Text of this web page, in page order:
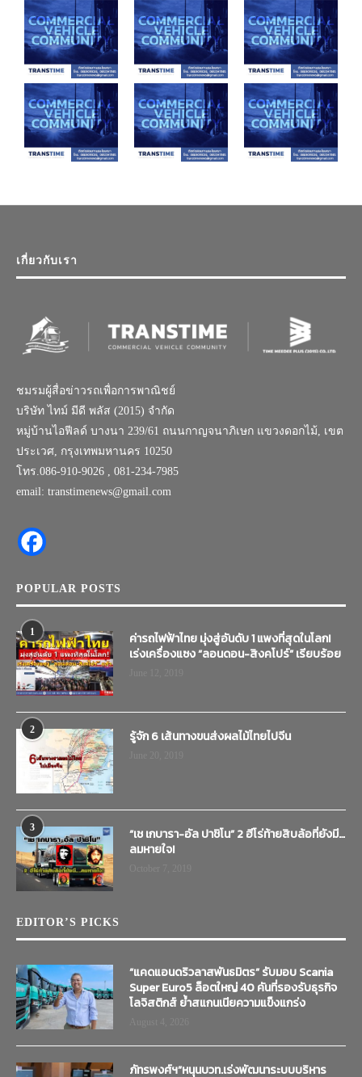
เกี่ยวกับเรา
ชมรมผู้สื่อข่าวรถเพื่อการพาณิชย์
บริษัท ไทม์ มีดี พลัส (2015) จำกัด
หมู่บ้านไอฟีลด์ บางนา 239/61 ถนนกาญจนาภิเษก แขวงดอกไม้, เขต
ประเวศ, กรุงเทพมหานคร 10250
โทร.086-910-9026 , 081-234-7985
email: transtimenews@gmail.com
POPULAR POSTS
1
ค่ารถไฟฟ้าไทย มุ่งสู่อันดับ 1 แพงที่สุดในโลก!
เร่งเครื่องแซง “ลอนดอน-สิงคโปร์” เรียบร้อย
2 รู้จัก 6 เส้นทางขนส่งผลไม้ไทยไปจีน
3
“เช เกบารา-อัล ปาชิโน” 2 ฮีโร่ท้ายสิบล้อที่ยังมี…
ลมหายใจ!
EDITOR’S PICKS
“แคดแอนดริวลาสพันธมิตร” รับมอบ Scania
Super Euro5 ล็อตใหญ่ 40 คันที่รองรับธุรกิจ
โลจิสติกส์ ย้ำสแกนเนียความแข็งแกร่ง
ภัทรพงศ์ฯ”หนุนบวท.เร่งพัฒนาระบบบริหาร